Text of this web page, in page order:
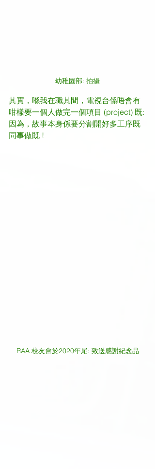
幼稚園部: 拍攝
其實，喺我在職其間，電視台係唔會有
咁樣要一個人做完一個項目 (project) 既:
因為，故事本身係要分割開好多工序既
同事做既 !
RAA 校友會於2020年尾: 致送感謝紀念品